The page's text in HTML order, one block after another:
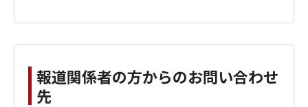
報道関係者の方からのお問い合わせ
先